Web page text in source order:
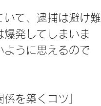
いて、逮捕は避け難
発してしまいま
うに思えるので
を築くコツ」